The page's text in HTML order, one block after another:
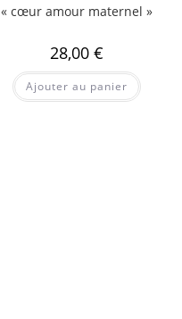
« cœur amour maternel »
28,00 €
Ajouter au panier